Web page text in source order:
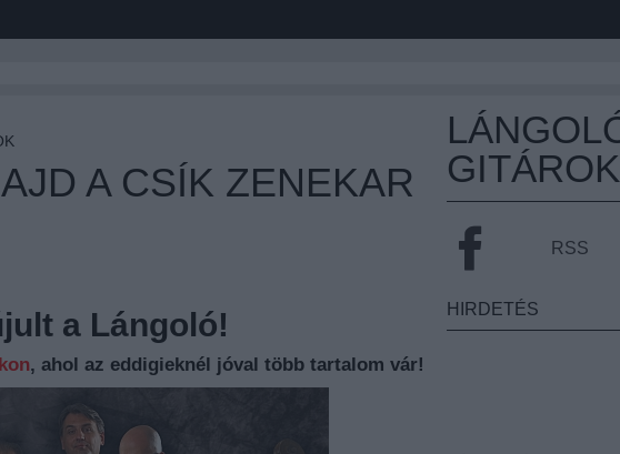
A CSÍK ZENEKAR
a Lángoló!
, ahol az eddigieknél jóval több tartalom vár!
GITÁROK
RSS
HIRDETÉS